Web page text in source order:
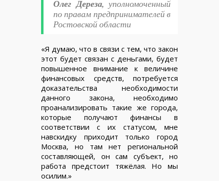
Олег Дереза, уполномоченный
по правам предпринимателей в
Ростовской области
«Я думаю, что в связи с тем, что закон
этот будет связан с деньгами, будет
повышенное внимание к величине
финансовых средств, потребуется
доказательства необходимости
данного закона, необходимо
проанализировать такие же города,
которые получают финансы в
соответствии с их статусом, мне
навскидку приходит только город
Москва, но там нет региональной
составляющей, он сам субъект, но
работа предстоит тяжёлая. Но мы
осилим.»